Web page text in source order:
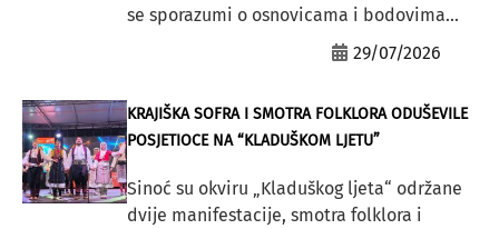
se sporazumi o osnovicama i bodovima...
29/07/2026
KRAJIŠKA SOFRA I SMOTRA FOLKLORA ODUŠEVILE
POSJETIOCE NA “KLADUŠKOM LJETU”
Sinoć su okviru „Kladuškog ljeta“ održane
dvije manifestacije, smotra folklora i